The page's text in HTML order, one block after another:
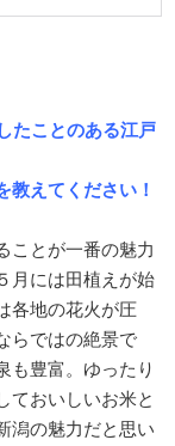
たことのある江戸
えてください！
ことが一番の魅力
月には田植えが始
各地の花火が圧
らではの絶景で
も豊富。ゆったり
ておいしいお米と
潟の魅力だと思い